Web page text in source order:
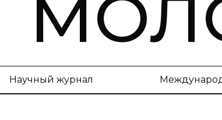
Научный журнал